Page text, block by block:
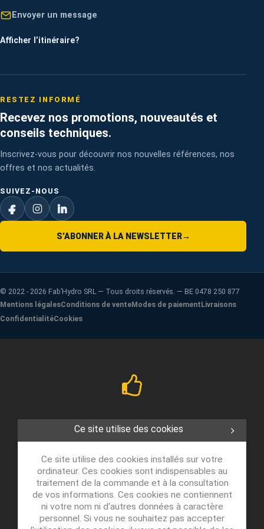
Envoyer un message
Afficher l’itinéraire?
RESTEZ INFORMÉ
Recevez nos promotions, nouveautés et
conseils techniques.
Inscrivez-vous pour découvrir nos nouvelles références, nos
offres et nos actualités.
SUIVEZ-NOUS
S’ABONNER À LA NEWSLETTER→
© 2022 - 2026 Fab’Hydro SRL — Tous droits réservés. — BE 0478 250 877
Mentions légalesConditions de venteModes de paiementLivraisons
ConfidentialitéCookies
Ce site utilise des cookies
Ce site utilise des cookies installés sur votre
ordinateur. Ces cookies sont indispensables au
traitement de la commande et à la consultation
de vos informations. Ces cookies ne contiennent
ni votre nom ni d'autres données à caractère
personnel. Si vous ne souhaitez pas accepter